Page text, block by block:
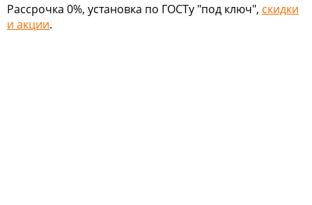
Рассрочка 0%, установка по ГОСТу "под ключ", скидки
и акции.